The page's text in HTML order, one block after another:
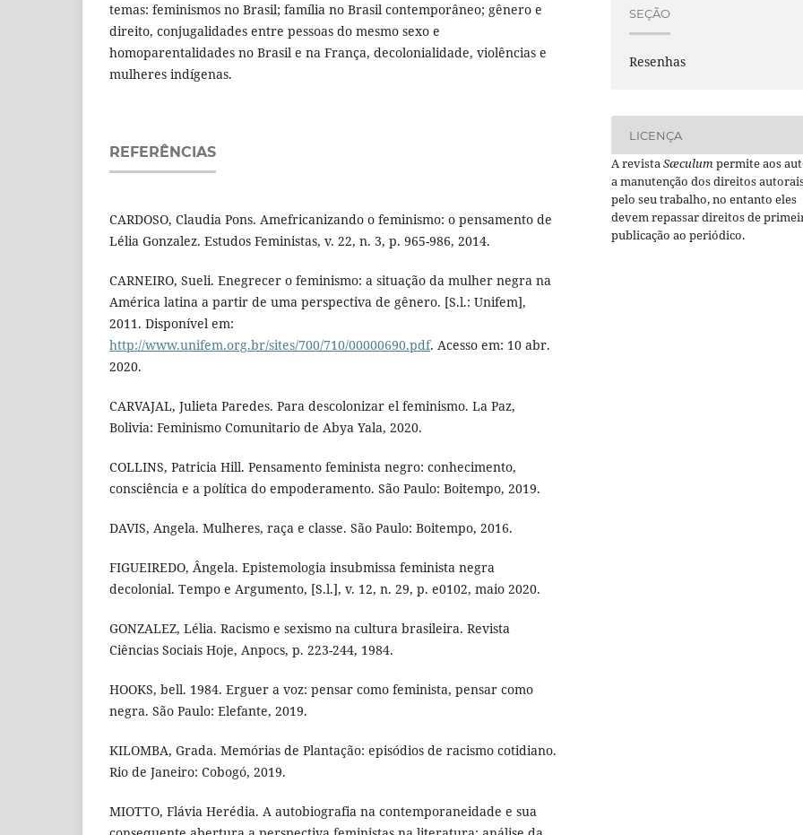
temas: feminismos no Brasil; família no Brasil contemporâneo; gênero e
direito, conjugalidades entre pessoas do mesmo sexo e
homoparentalidades no Brasil e na França, decolonialidade, violências e
mulheres indígenas.
REFERÊNCIAS
CARDOSO, Claudia Pons. Amefricanizando o feminismo: o pensamento de
Lélia Gonzalez. Estudos Feministas, v. 22, n. 3, p. 965-986, 2014.
CARNEIRO, Sueli. Enegrecer o feminismo: a situação da mulher negra na
América latina a partir de uma perspectiva de gênero. [S.l.: Unifem],
2011. Disponível em:
http://www.unifem.org.br/sites/700/710/00000690.pdf. Acesso em: 10 abr.
2020.
CARVAJAL, Julieta Paredes. Para descolonizar el feminismo. La Paz,
Bolivia: Feminismo Comunitario de Abya Yala, 2020.
COLLINS, Patricia Hill. Pensamento feminista negro: conhecimento,
consciência e a política do empoderamento. São Paulo: Boitempo, 2019.
DAVIS, Angela. Mulheres, raça e classe. São Paulo: Boitempo, 2016.
FIGUEIREDO, Ângela. Epistemologia insubmissa feminista negra
decolonial. Tempo e Argumento, [S.l.], v. 12, n. 29, p. e0102, maio 2020.
GONZALEZ, Lélia. Racismo e sexismo na cultura brasileira. Revista
Ciências Sociais Hoje, Anpocs, p. 223-244, 1984.
HOOKS, bell. 1984. Erguer a voz: pensar como feminista, pensar como
negra. São Paulo: Elefante, 2019.
KILOMBA, Grada. Memórias de Plantação: episódios de racismo cotidiano.
Rio de Janeiro: Cobogó, 2019.
MIOTTO, Flávia Herédia. A autobiografia na contemporaneidade e sua
SEÇÃO
Resenhas
LICENÇA
A revistaSæculumpermite aos
a manutenção dos direitos
pelo seu trabalho, no entanto eles
devem repassar direitos de
publicação ao periódico.